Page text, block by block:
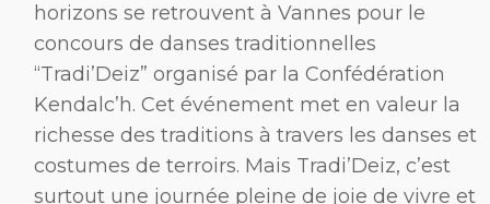
horizons se retrouvent à Vannes pour le
concours de danses traditionnelles
“Tradi’Deiz” organisé par la Confédération
Kendalc’h. Cet événement met en valeur la
richesse des traditions à travers les danses et
costumes de terroirs. Mais Tradi’Deiz, c’est
surtout une journée pleine de joie de vivre et